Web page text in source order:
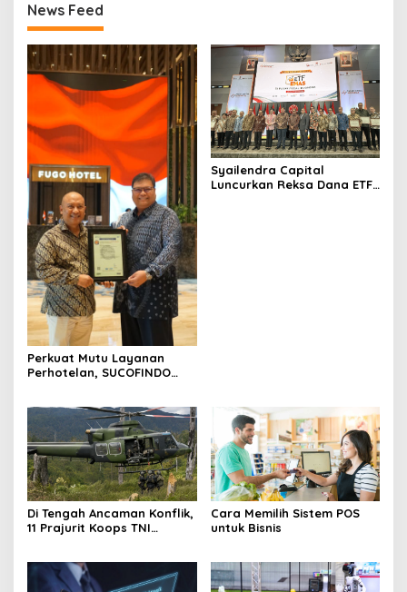
News Feed
Perkuat Mutu Layanan
Perhotelan, SUCOFINDO
FUGO Samarinda
Syailendra Capital
Luncurkan Reksa Dana ETF
Di Tengah Ancaman Konflik,
11 Prajurit Koops TNI
Helikopter
Cara Memilih Sistem POS
untuk Bisnis